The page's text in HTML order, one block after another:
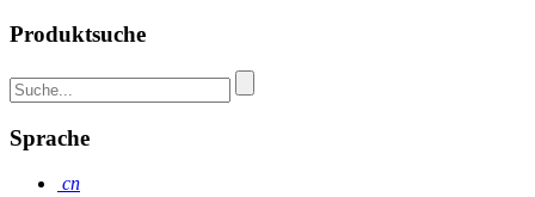
Produktsuche
Sprache
cn